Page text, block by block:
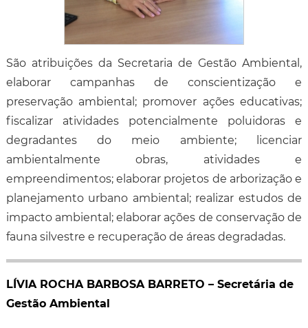
São atribuições da Secretaria de Gestão Ambiental,
elaborar campanhas de conscientização e
preservação ambiental; promover ações educativas;
fiscalizar atividades potencialmente poluidoras e
degradantes do meio ambiente; licenciar
ambientalmente obras, atividades e
empreendimentos; elaborar projetos de arborização e
planejamento urbano ambiental; realizar estudos de
impacto ambiental; elaborar ações de conservação de
fauna silvestre e recuperação de áreas degradadas.
LÍVIA ROCHA BARBOSA BARRETO – Secretária de
Gestão Ambiental